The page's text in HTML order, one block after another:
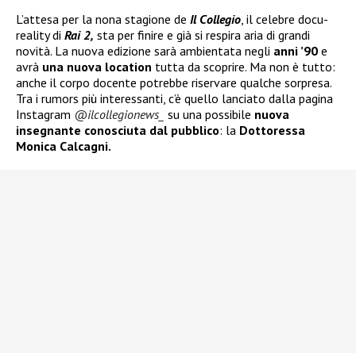
L’attesa per la nona stagione de Il Collegio, il celebre docu-
reality di Rai 2, sta per finire e già si respira aria di grandi
novità. La nuova edizione sarà ambientata negli anni ’90 e
avrà una nuova location tutta da scoprire. Ma non è tutto:
anche il corpo docente potrebbe riservare qualche sorpresa.
Tra i rumors più interessanti, c’è quello lanciato dalla pagina
Instagram @ilcollegionews_ su una possibile nuova
insegnante conosciuta dal pubblico: la Dottoressa
Monica Calcagni.